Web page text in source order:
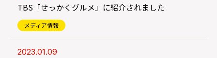
TBS「せっかくグルメ」に紹介されました
メディア情報
2023.01.09